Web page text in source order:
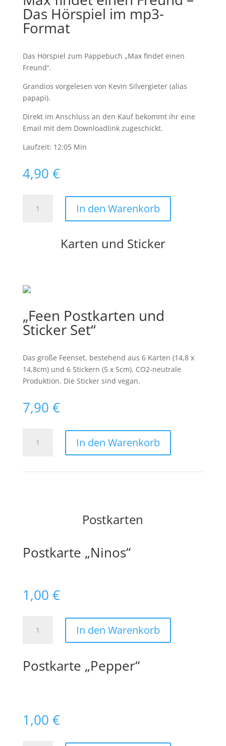
Hörspiel
auf
Audio-
(inkl.
mp3)
Das Hörspiel im mp3-
Format
Das Hörspiel zum Pappebuch „Max findet einen
Freund“.
Grandios vorgelesen von Kevin Silvergieter (alias
papapi).
Direkt im Anschluss an den Kauf bekommt ihr eine
Email mit dem Downloadlink zugeschickt.
Laufzeit: 12:05 Min
4,90 €
findet
mp3-
Menge
In den Warenkorb
Karten und Sticker
„Feen Postkarten und
Sticker Set“
Das große Feenset, bestehend aus 6 Karten (14,8 x
14,8cm) und 6 Stickern (5 x 5cm). CO2-neutrale
Produktion. Die Sticker sind vegan.
7,90 €
Postkarten
In den Warenkorb
Postkarten
Postkarte „Ninos“
1,00 €
"Ninos"
In den Warenkorb
Postkarte „Pepper“
1,00 €